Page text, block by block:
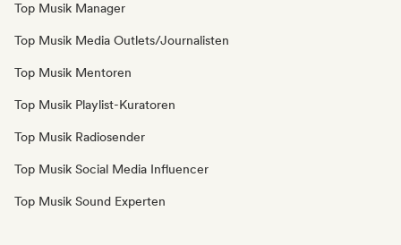
Top Musik Manager
Top Musik Media Outlets/Journalisten
Top Musik Mentoren
Top Musik Playlist-Kuratoren
Top Musik Radiosender
Top Musik Social Media Influencer
Top Musik Sound Experten